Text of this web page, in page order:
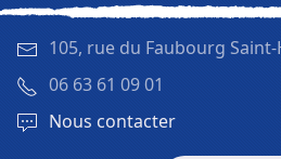
105, rue du Faubourg
06 63 61 09 01
Nous contacter